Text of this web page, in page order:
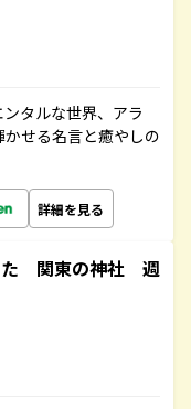
タルな世界、アラ
せる名言と癒やしの
詳細を見る
た 関東の神社 週